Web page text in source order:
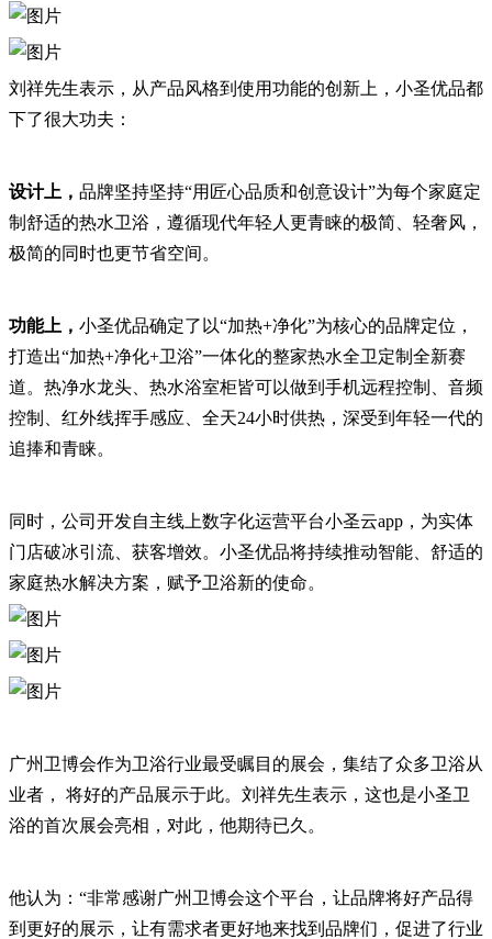
刘祥先生表示，从产品风格到使用功能的创新上，小圣优品都
下了很大功夫：
设计上， 品牌坚持坚持“用匠心品质和创意设计”为每个家庭定
制舒适的热水卫浴，遵循现代年轻人更青睐的极简、轻奢风，
极简的同时也更节省空间。
功能上， 小圣优品确定了以“加热+净化”为核心的品牌定位，
打造出“加热+净化+卫浴”一体化的整家热水全卫定制全新赛
道。热净水龙头、热水浴室柜皆可以做到手机远程控制、音频
控制、红外线挥手感应、全天24小时供热，深受到年轻一代的
追捧和青睐。
同时，公司开发自主线上数字化运营平台小圣云app，为实体
门店破冰引流、获客增效。小圣优品将持续推动智能、舒适的
家庭热水解决方案，赋予卫浴新的使命。
广州卫博会作为卫浴行业最受瞩目的展会，集结了众多卫浴从
业者， 将好的产品展示于此。刘祥先生表示，这也是小圣卫
浴的首次展会亮相，对此，他期待已久。
他认为：“非常感谢广州卫博会这个平台，让品牌将好产品得
到更好的展示，让有需求者更好地来找到品牌们，促进了行业